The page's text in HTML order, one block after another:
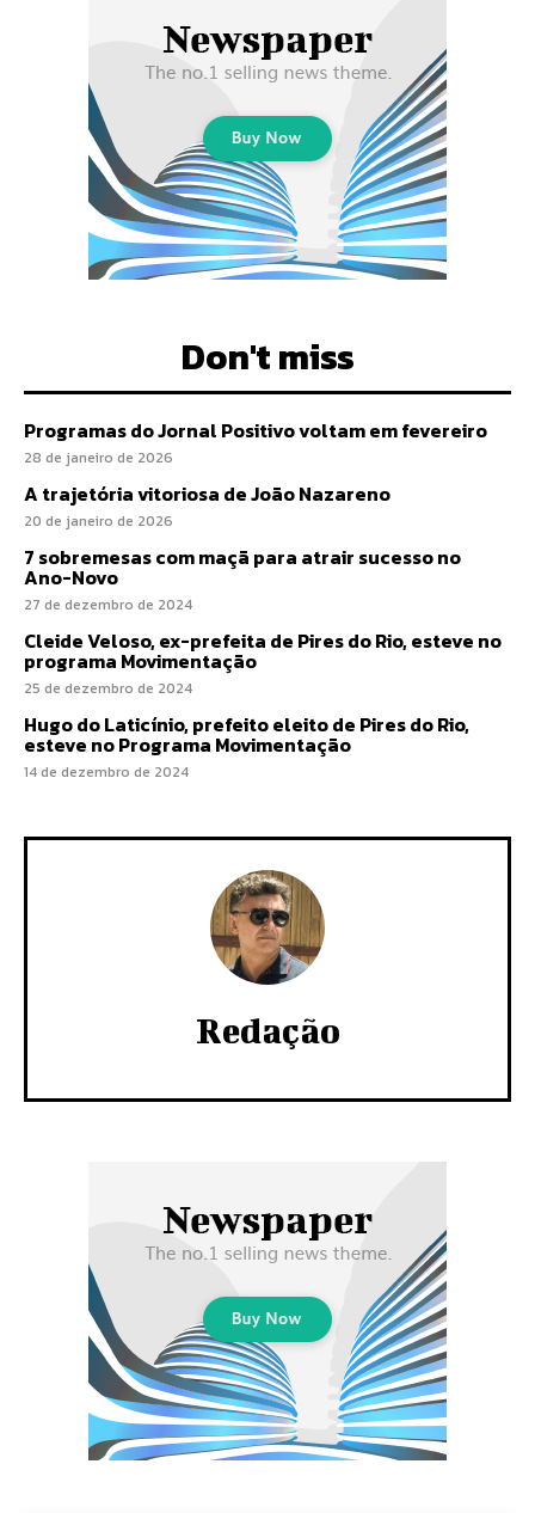
Don't miss
Programas do Jornal Positivo voltam em fevereiro
28 de janeiro de 2026
A trajetória vitoriosa de João Nazareno
20 de janeiro de 2026
7 sobremesas com maçã para atrair sucesso no
Ano-Novo
27 de dezembro de 2024
Cleide Veloso, ex-prefeita de Pires do Rio, esteve no
programa Movimentação
25 de dezembro de 2024
Hugo do Laticínio, prefeito eleito de Pires do Rio,
esteve no Programa Movimentação
14 de dezembro de 2024
Redação